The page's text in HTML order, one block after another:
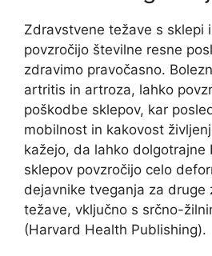
Zdravstvene težave s sklepi
povzročijo številne resne
zdravimo pravočasno.
artritis in artroza, lahko
poškodbe sklepov, kar
mobilnost in kakovost
kažejo, da lahko dolgotrajne
sklepov povzročijo celo
dejavnike tveganja za druge
težave, vključno s srčno-
(Harvard Health Publishing).